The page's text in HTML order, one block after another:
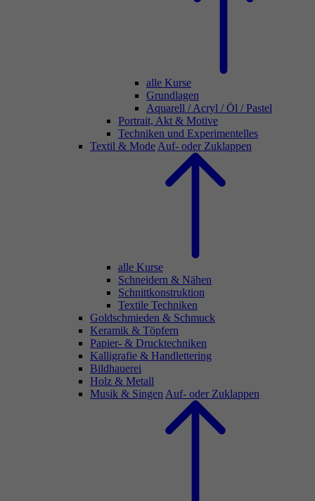
alle Kurse
Grundlagen
Aquarell / Acryl / Öl / Pastel
Portrait, Akt & Motive
Techniken und Experimentelles
Textil & Mode Auf- oder Zuklappen
alle Kurse
Schneidern & Nähen
Schnittkonstruktion
Textile Techniken
Goldschmieden & Schmuck
Keramik & Töpfern
Papier- & Drucktechniken
Kalligrafie & Handlettering
Bildhauerei
Holz & Metall
Musik & Singen Auf- oder Zuklappen